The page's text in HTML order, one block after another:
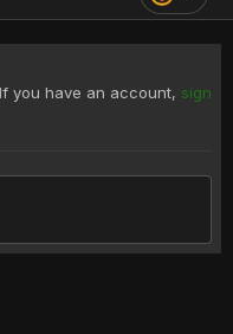
you have an account, sign